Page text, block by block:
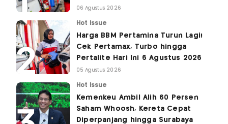
06 Agustus 2026
Hot Issue
Harga BBM Pertamina Turun Lagi!
Cek Pertamax, Turbo hingga
Pertalite Hari Ini 6 Agustus 2026
05 Agustus 2026
Hot Issue
Kemenkeu Ambil Alih 60 Persen
Saham Whoosh, Kereta Cepat
Diperpanjang hingga Surabaya